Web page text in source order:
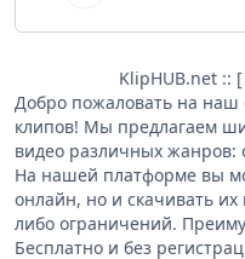
KlipHUB.net ::
Добро пожаловать на наш
клипов! Мы предлагаем
видео различных жанров:
На нашей платформе вы
онлайн, но и скачивать их
либо ограничений.
Бесплатно и без